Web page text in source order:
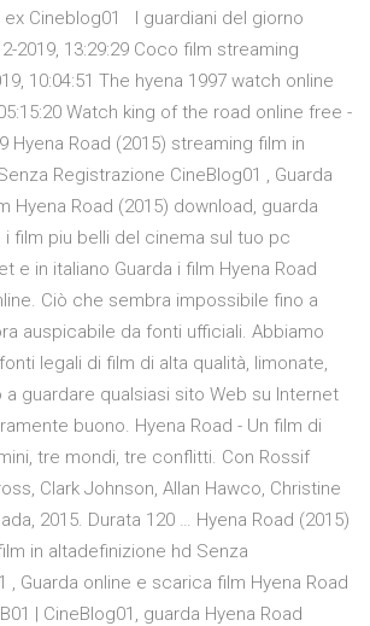
Cineblog01 I guardiani del giorno
2019, 13:29:29 Coco film streaming
10:04:51 The hyena 1997 watch online
Watch king of the road online free -
Hyena Road (2015) streaming film in
Registrazione CineBlog01 , Guarda
Hyena Road (2015) download, guarda
i film piu belli del cinema sul tuo pc
e in italiano Guarda i film Hyena Road
Ciò che sembra impossibile fino a
auspicabile da fonti ufficiali. Abbiamo
legali di film di alta qualità, limonate,
a guardare qualsiasi sito Web su Internet
buono. Hyena Road - Un film di
tre mondi, tre conflitti. Con Rossif
Clark Johnson, Allan Hawco, Christine
2015. Durata 120 … Hyena Road (2015)
in altadefinizione hd Senza
, Guarda online e scarica film Hyena Road
| CineBlog01, guarda Hyena Road